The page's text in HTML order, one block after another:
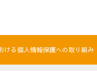
ける個人情報保護への取り組み